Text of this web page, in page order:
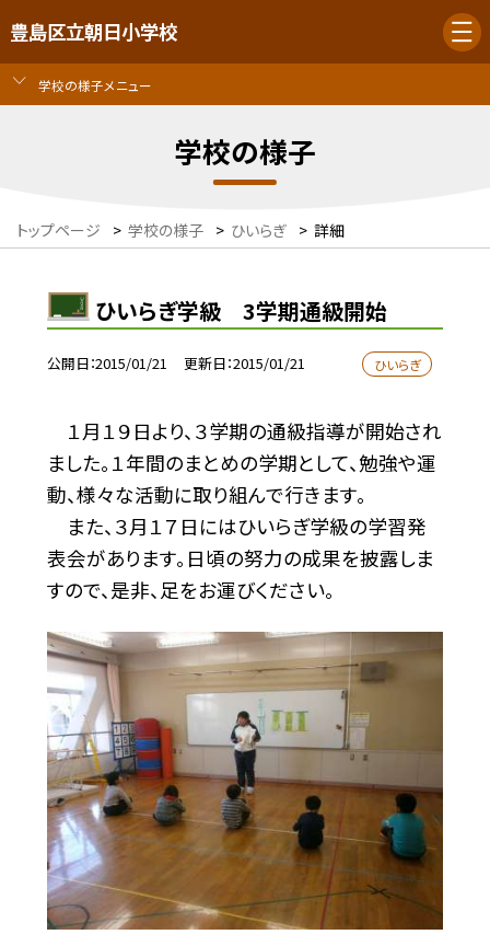
豊島区立朝日小学校
学校の様子メニュー
学校の様子
トップページ > 学校の様子 > ひいらぎ > 詳細
ひいらぎ学級 3学期通級開始
公開日 2015/01/21 更新日 2015/01/21 ひいらぎ
１月１９日より、３学期の通級指導が開始され
ました。１年間のまとめの学期として、勉強や運
動、様々な活動に取り組んで行きます。
また、３月１７日にはひいらぎ学級の学習発
表会があります。日頃の努力の成果を披露しま
すので、是非、足をお運びください。